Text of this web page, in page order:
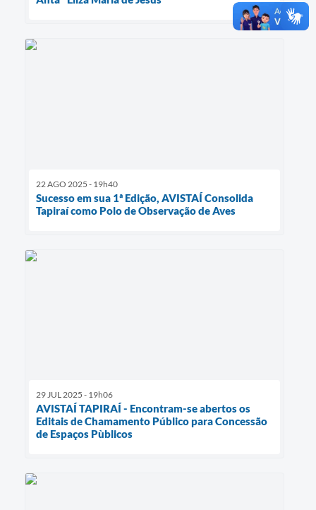
22 AGO 2025 - 19h40
Sucesso em sua 1ª Edição, AVISTAÍ Consolida
Tapiraí como Polo de Observação de Aves
29 JUL 2025 - 19h06
AVISTAÍ TAPIRAÍ - Encontram-se abertos os
Editais de Chamamento Público para Concessão
de Espaços Pùblicos